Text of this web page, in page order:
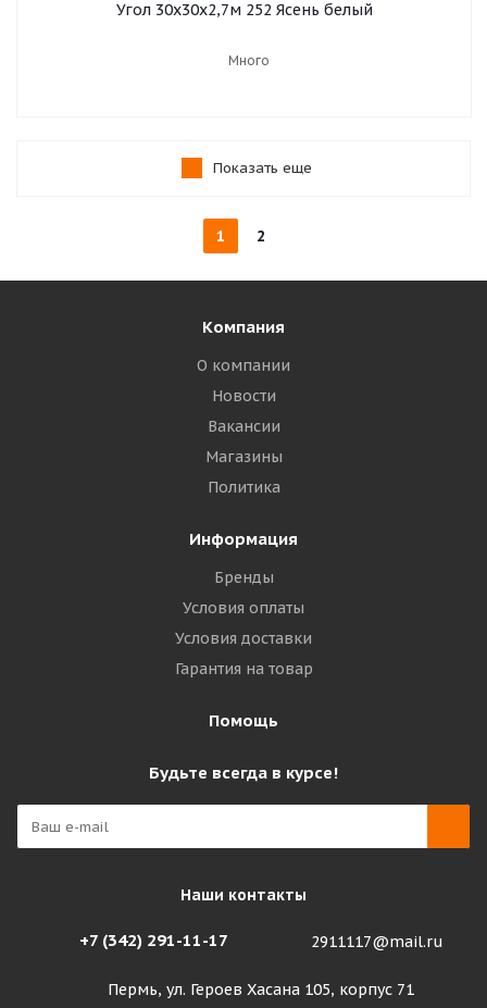
Угол 30х30х2,7м 252 Ясень белый
Много
Показать еще
1 2
Компания
О компании
Новости
Вакансии
Магазины
Политика
Информация
Бренды
Условия оплаты
Условия доставки
Гарантия на товар
Помощь
Будьте всегда в курсе!
Наши контакты
+7 (342) 291-11-17 2911117@mail.ru
Пермь, ул. Героев Хасана 105, корпус 71